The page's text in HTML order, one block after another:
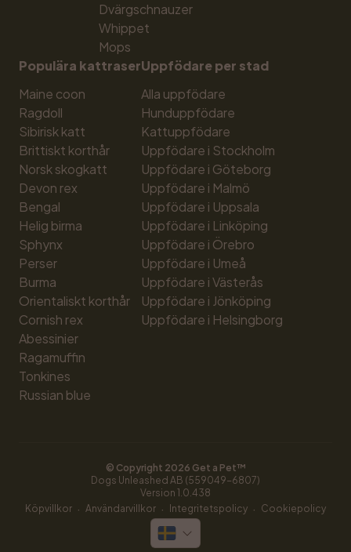
Dvärgschnauzer
Whippet
Mops
Populära kattraser
Maine coon
Ragdoll
Sibirisk katt
Brittiskt korthår
Norsk skogkatt
Devon rex
Bengal
Helig birma
Sphynx
Perser
Burma
Orientaliskt korthår
Cornish rex
Abessinier
Ragamuffin
Tonkines
Russian blue
Uppfödare per stad
Alla uppfödare
Hunduppfödare
Kattuppfödare
Uppfödare i Stockholm
Uppfödare i Göteborg
Uppfödare i Malmö
Uppfödare i Uppsala
Uppfödare i Linköping
Uppfödare i Örebro
Uppfödare i Umeå
Uppfödare i Västerås
Uppfödare i Jönköping
Uppfödare i Helsingborg
© Copyright 2026 Get a Pet™
Dogs Unleashed AB (559049-6807)
Version 1.0.438
Köpvillkor · Användarvillkor · Integritetspolicy · Cookiepolicy